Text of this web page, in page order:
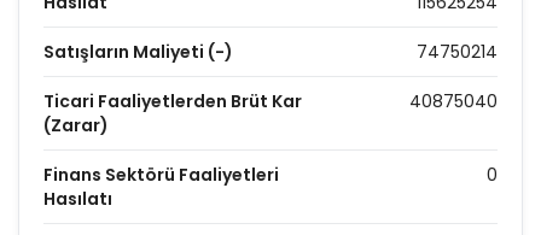
Satışların Maliyeti (-) 74750214
Ticari Faaliyetlerden Brüt Kar
(Zarar)
40875040
Finans Sektörü Faaliyetleri
Hasılatı
0